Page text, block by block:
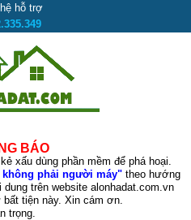
hỗ trợ
BÁO
xấu dùng phần mềm để phá hoại.
không phải người máy"theo hướng
trên website alonhadat.com.vn
tiện này. Xin cám ơn.
trọng.